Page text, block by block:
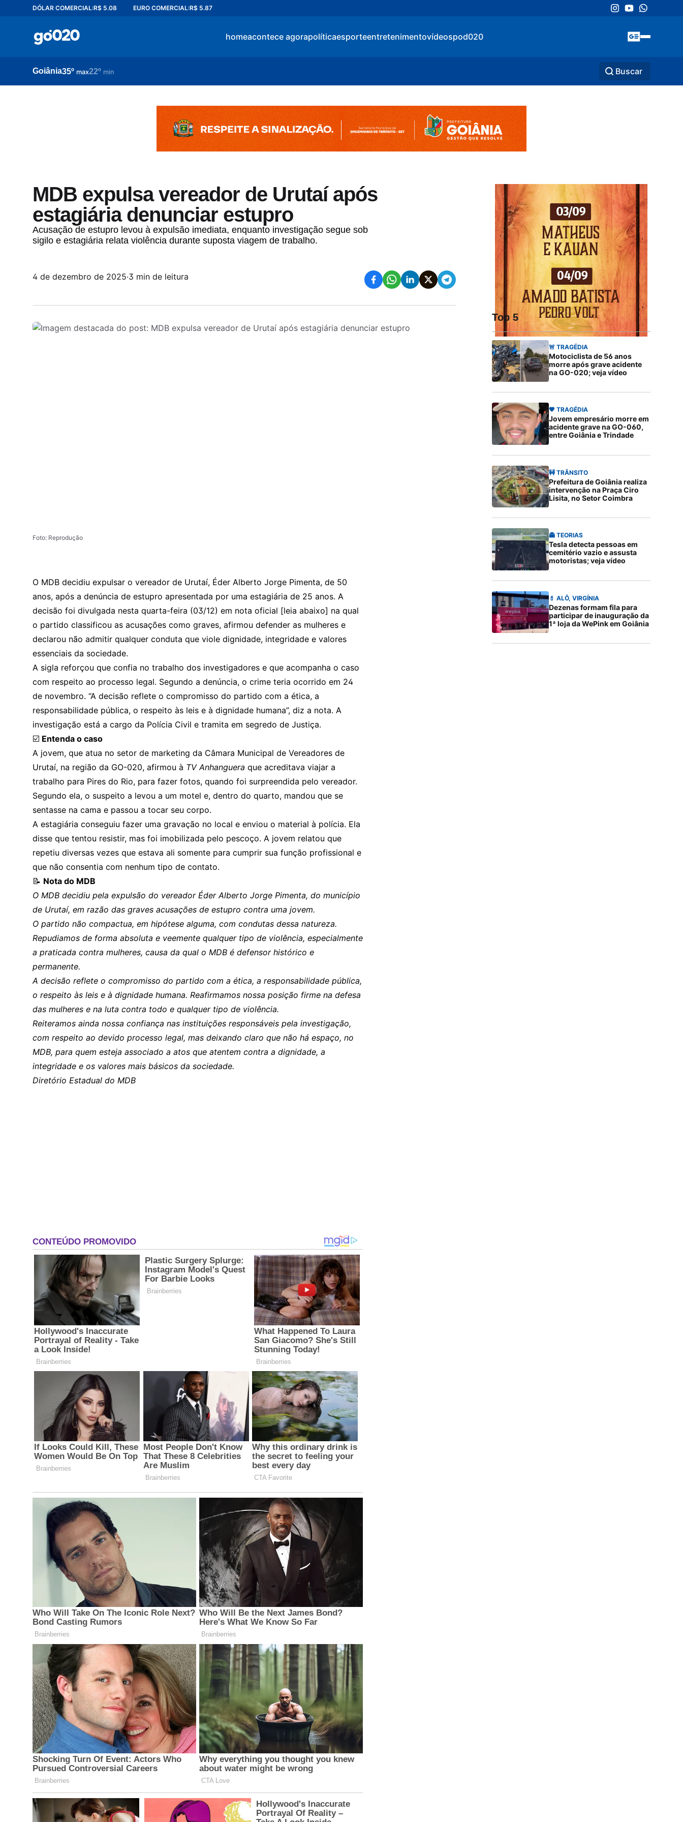
DÓLAR COMERCIAL:R$ 5.08 EURO COMERCIAL:R$ 5.87
homeacontece agorapolíticaesporteentretenimentovídeospod020
Goiânia35º max22º min Buscar
MDB expulsa vereador de Urutaí após
estagiária denunciar estupro
Acusação de estupro levou à expulsão imediata, enquanto investigação segue sob
sigilo e estagiária relata violência durante suposta viagem de trabalho.
4 de dezembro de 2025·3 min de leitura
Foto: Reprodução
O MDB decidiu expulsar o vereador de Urutaí, Éder Alberto Jorge Pimenta, de 50
anos, após a denúncia de estupro apresentada por uma estagiária de 25 anos. A
decisão foi divulgada nesta quarta-feira (03/12) em nota oficial [leia abaixo] na qual
o partido classificou as acusações como graves, afirmou defender as mulheres e
declarou não admitir qualquer conduta que viole dignidade, integridade e valores
essenciais da sociedade.
A sigla reforçou que confia no trabalho dos investigadores e que acompanha o caso
com respeito ao processo legal. Segundo a denúncia, o crime teria ocorrido em 24
de novembro. “A decisão reflete o compromisso do partido com a ética, a
responsabilidade pública, o respeito às leis e à dignidade humana”, diz a nota. A
investigação está a cargo da Polícia Civil e tramita em segredo de Justiça.
☑️ Entenda o caso
A jovem, que atua no setor de marketing da Câmara Municipal de Vereadores de
Urutaí, na região da GO-020, afirmou à TV Anhanguera que acreditava viajar a
trabalho para Pires do Rio, para fazer fotos, quando foi surpreendida pelo vereador.
Segundo ela, o suspeito a levou a um motel e, dentro do quarto, mandou que se
sentasse na cama e passou a tocar seu corpo.
A estagiária conseguiu fazer uma gravação no local e enviou o material à polícia. Ela
disse que tentou resistir, mas foi imobilizada pelo pescoço. A jovem relatou que
repetiu diversas vezes que estava ali somente para cumprir sua função profissional e
que não consentia com nenhum tipo de contato.
📝 Nota do MDB
O MDB decidiu pela expulsão do vereador Éder Alberto Jorge Pimenta, do município
de Urutaí, em razão das graves acusações de estupro contra uma jovem.
O partido não compactua, em hipótese alguma, com condutas dessa natureza.
Repudiamos de forma absoluta e veemente qualquer tipo de violência, especialmente
a praticada contra mulheres, causa da qual o MDB é defensor histórico e
permanente.
A decisão reflete o compromisso do partido com a ética, a responsabilidade pública,
o respeito às leis e à dignidade humana. Reafirmamos nossa posição firme na defesa
das mulheres e na luta contra todo e qualquer tipo de violência.
Reiteramos ainda nossa confiança nas instituições responsáveis pela investigação,
com respeito ao devido processo legal, mas deixando claro que não há espaço, no
MDB, para quem esteja associado a atos que atentem contra a dignidade, a
integridade e os valores mais básicos da sociedade.
Diretório Estadual do MDB
Top 5
🚨 TRAGÉDIA
Motociclista de 56 anos
morre após grave acidente
na GO-020; veja vídeo
🖤 TRAGÉDIA
Jovem empresário morre em
acidente grave na GO-060,
entre Goiânia e Trindade
🚧 TRÂNSITO
Prefeitura de Goiânia realiza
intervenção na Praça Ciro
Lisita, no Setor Coimbra
👻 TEORIAS
Tesla detecta pessoas em
cemitério vazio e assusta
motoristas; veja vídeo
💄 ALÔ, VIRGÍNIA
Dezenas formam fila para
participar de inauguração da
1ª loja da WePink em Goiânia
acontece agora
esporte